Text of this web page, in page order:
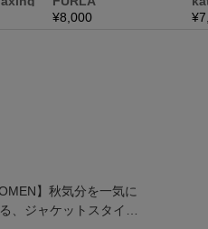
】秋気分を一気に
る、ジャケットスタイル